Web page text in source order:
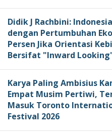
Didik J Rachbini:
dengan Pertumbuhan
Persen Jika Orientasi
Bersifat "Inward
Karya Paling Ambisius
Empat Musim Pertiwi,
Masuk Toronto
Festival 2026